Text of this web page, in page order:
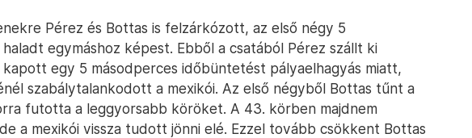
Pérez és Bottas is felzárkózott, az első négy 5
egymáshoz képest. Ebből a csatából Pérez szállt ki
egy 5 másodperces időbüntetést pályaelhagyás miatt,
szabálytalankodott a mexikói. Az első négyből Bottas tűnt a
futotta a leggyorsabb köröket. A 43. körben majdnem
a mexikói vissza tudott jönni elé. Ezzel tovább csökkent Bottas